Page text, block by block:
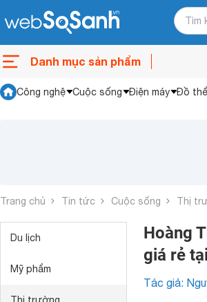
Danh mục sản phẩm
Công nghệ Cuộc sống Điện máy Đồ
Trang chủ Tin tức Cuộc sống Thị
Du lịch
Mỹ phẩm
Hoàng
giá rẻ
Tác giả: